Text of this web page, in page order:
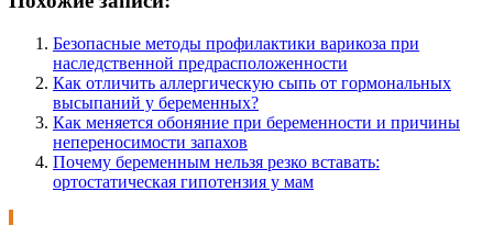
Безопасные методы профилактики варикоза при
наследственной предрасположенности
Как отличить аллергическую сыпь от гормональных
высыпаний у беременных?
Как меняется обоняние при беременности и причины
непереносимости запахов
Почему беременным нельзя резко вставать:
ортостатическая гипотензия у мам